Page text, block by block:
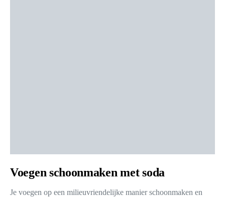
Voegen schoonmaken met soda
Je voegen op een milieuvriendelijke manier schoonmaken en